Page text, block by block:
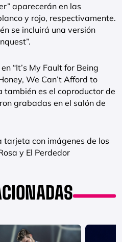
aparecerán en las
y rojo, respectivamente.
se incluirá una versión
“It’s My Fault for Being
We Can’t Afford to
también es el coproductor de
grabadas en el salón de
tarjeta con imágenes de los
y El Perdedor